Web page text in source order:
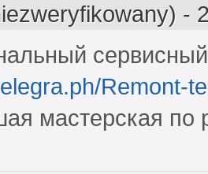
-
Remont-
мастерская по